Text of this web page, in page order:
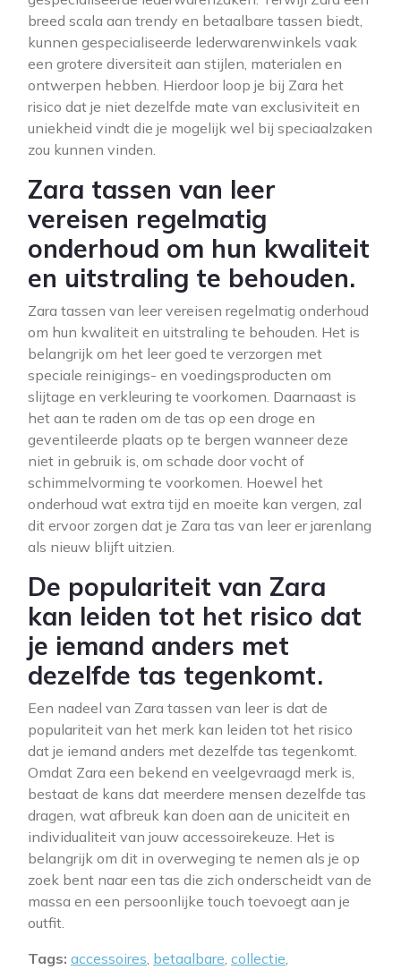
breed scala aan trendy en betaalbare tassen biedt,
kunnen gespecialiseerde lederwarenwinkels vaak
een grotere diversiteit aan stijlen, materialen en
ontwerpen hebben. Hierdoor loop je bij Zara het
risico dat je niet dezelfde mate van exclusiviteit en
uniekheid vindt die je mogelijk wel bij speciaalzaken
zou kunnen vinden.
Zara tassen van leer
vereisen regelmatig
onderhoud om hun kwaliteit
en uitstraling te behouden.
Zara tassen van leer vereisen regelmatig onderhoud
om hun kwaliteit en uitstraling te behouden. Het is
belangrijk om het leer goed te verzorgen met
speciale reinigings- en voedingsproducten om
slijtage en verkleuring te voorkomen. Daarnaast is
het aan te raden om de tas op een droge en
geventileerde plaats op te bergen wanneer deze
niet in gebruik is, om schade door vocht of
schimmelvorming te voorkomen. Hoewel het
onderhoud wat extra tijd en moeite kan vergen, zal
dit ervoor zorgen dat je Zara tas van leer er jarenlang
als nieuw blijft uitzien.
De populariteit van Zara
kan leiden tot het risico dat
je iemand anders met
dezelfde tas tegenkomt.
Een nadeel van Zara tassen van leer is dat de
populariteit van het merk kan leiden tot het risico
dat je iemand anders met dezelfde tas tegenkomt.
Omdat Zara een bekend en veelgevraagd merk is,
bestaat de kans dat meerdere mensen dezelfde tas
dragen, wat afbreuk kan doen aan de uniciteit en
individualiteit van jouw accessoirekeuze. Het is
belangrijk om dit in overweging te nemen als je op
zoek bent naar een tas die zich onderscheidt van de
massa en een persoonlijke touch toevoegt aan je
outfit.
Tags: accessoires, betaalbare, collectie,